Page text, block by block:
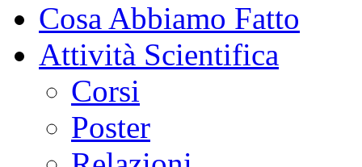
Cosa Abbiamo Fatto
Attività Scientifica
Corsi
Poster